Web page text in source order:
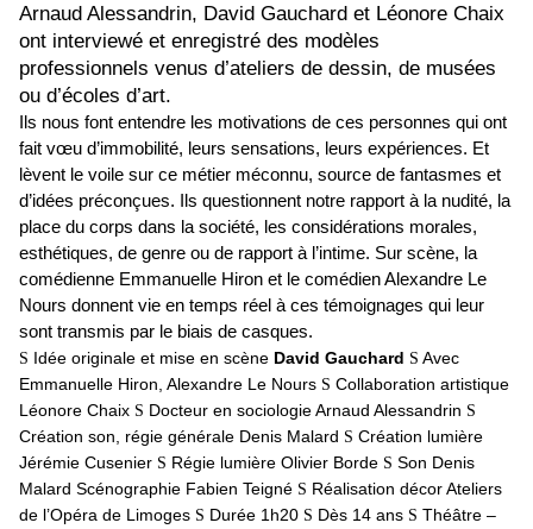
Arnaud Alessandrin, David Gauchard et Léonore Chaix
ont interviewé et enregistré des modèles
professionnels venus d’ateliers de dessin, de musées
ou d’écoles d’art.
Ils nous font entendre les motivations de ces personnes qui ont
fait vœu d’immobilité, leurs sensations, leurs expériences. Et
lèvent le voile sur ce métier méconnu, source de fantasmes et
d’idées préconçues. Ils questionnent notre rapport à la nudité, la
place du corps dans la société, les considérations morales,
esthétiques, de genre ou de rapport à l’intime. Sur scène, la
comédienne Emmanuelle Hiron et le comédien Alexandre Le
Nours donnent vie en temps réel à ces témoignages qui leur
sont transmis par le biais de casques.
S Idée originale et mise en scène David Gauchard S Avec
Emmanuelle Hiron Alexandre Le Nours S Collaboration artistique
Léonore Chaix S Docteur en sociologieArnaud Alessandrin S
Création son, régie générale Denis Malard S Création lumière
Jérémie Cusenier S Régie lumière Olivier Borde S Son Denis
Malard Scénographie Fabien Teigné S Réalisation décorAteliers
de l’Opéra de Limoges S Durée 1h20 S Dès 14 ans S Théâtre –